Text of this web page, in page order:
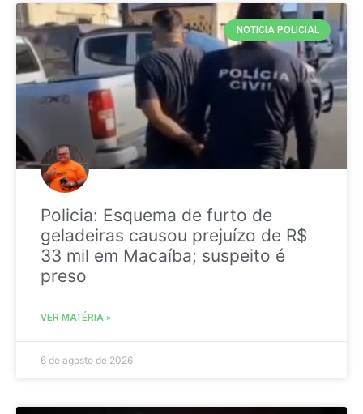
NOTICIA POLICIAL
Policia: Esquema de furto de
geladeiras causou prejuízo de R$
33 mil em Macaíba; suspeito é
preso
VER MATÉRIA »
6 de agosto de 2026